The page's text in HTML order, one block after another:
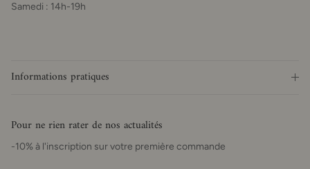
Samedi : 14h-19h
Informations pratiques
Pour ne rien rater de nos actualités
-10% à l'inscription sur votre première commande